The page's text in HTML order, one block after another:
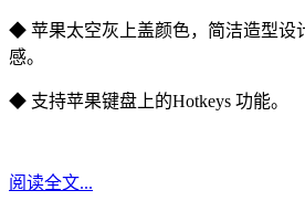
◆ 苹果太空灰上盖颜色，简洁造型设
感。
◆ 支持苹果键盘上的Hotkeys 功能。
阅读全文...